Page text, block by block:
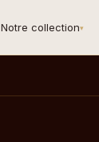
Notre collection▾